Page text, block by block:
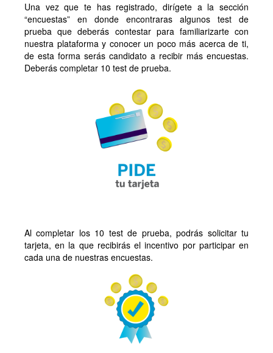
Una vez que te has registrado, dirígete a la sección
“encuestas” en donde encontraras algunos test de
prueba que deberás contestar para familiarizarte con
nuestra plataforma y conocer un poco más acerca de ti,
de esta forma serás candidato a recibir más encuestas.
Deberás completar 10 test de prueba.
Al completar los 10 test de prueba, podrás solicitar tu
tarjeta, en la que recibirás el incentivo por participar en
cada una de nuestras encuestas.